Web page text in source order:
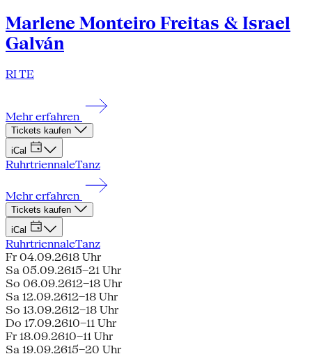
Marlene Monteiro Freitas & Israel
Galván
RI TE
Mehr erfahren
Tickets kaufen
iCal
RuhrtriennaleTanz
Mehr erfahren
Tickets kaufen
iCal
RuhrtriennaleTanz
Fr 04.09.2618 Uhr
Sa 05.09.2615–21 Uhr
So 06.09.2612–18 Uhr
Sa 12.09.2612–18 Uhr
So 13.09.2612–18 Uhr
Do 17.09.2610–11 Uhr
Fr 18.09.2610–11 Uhr
Sa 19.09.2615–20 Uhr